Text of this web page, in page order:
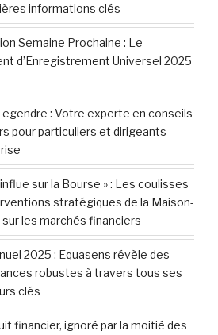
informations clés
Semaine Prochaine : Le
d’Enregistrement Universel 2025
: Votre experte en conseils
pour particuliers et dirigeants
sur la Bourse » : Les coulisses
stratégiques de la Maison-
sur les marchés financiers
2025 : Equasens révèle des
robustes à travers tous ses
clés
financier, ignoré par la moitié des